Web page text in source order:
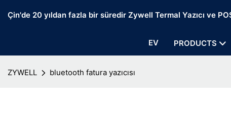
Çin'de 20 yıldan fazla bir süredir Zywell Termal Yazıcı ve
EV PRODUCTS
ZYWELL bluetooth fatura yazıcısı